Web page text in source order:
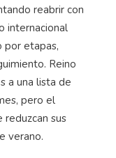
reabrir con
internacional
por etapas,
Reino
a una lista de
pero el
reduzcan sus
verano.